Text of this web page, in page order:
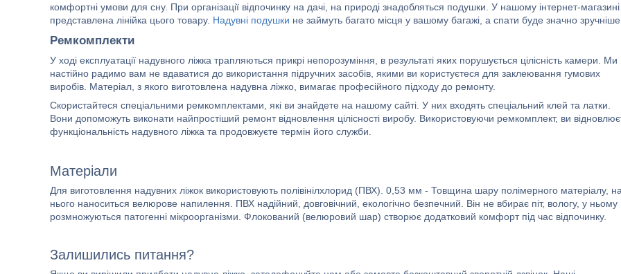
комфортні умови для сну. При організації відпочинку на дачі, на природі знадобляться подушки. У нашому інтернет-магазині
представлена лінійка цього товару. Надувні подушки не займуть багато місця у вашому багажі, а спати буде значно
Ремкомплекти
У ході експлуатації надувного ліжка трапляються прикрі непорозуміння, в результаті яких порушується цілісність камери. Ми
настійно радимо вам не вдаватися до використання підручних засобів, якими ви користуєтеся для заклеювання гумових
виробів. Матеріал, з якого виготовлена надувна ліжко, вимагає професійного підходу до ремонту.
Скористайтеся спеціальними ремкомплектами, які ви знайдете на нашому сайті. У них входять спеціальний клей та латки.
Вони допоможуть виконати найпростіший ремонт відновлення цілісності виробу. Використовуючи ремкомплект, ви
функціональність надувного ліжка та продовжуєте термін його служби.
Матеріали
Для виготовлення надувних ліжок використовують полівінілхлорид (ПВХ). 0,53 мм - Товщина шару полімерного матеріалу,
нього наноситься велюрове напилення. ПВХ надійний, довговічний, екологічно безпечний. Він не вбирає піт, вологу, у ньому
розмножуються патогенні мікроорганізми. Флокований (велюровий шар) створює додатковий комфорт під час відпочинку.
Залишились питання?